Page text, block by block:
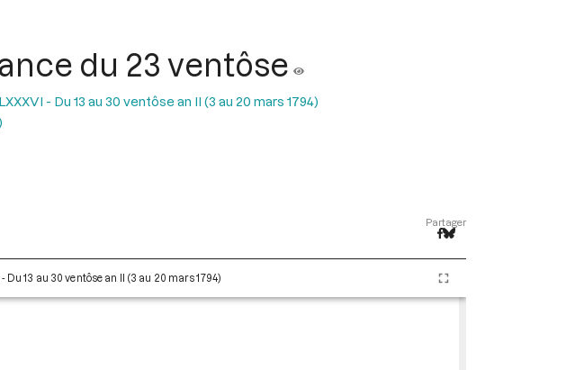
du 23 ventôse
- Du 13 au 30 ventôse an II (3 au 20 mars 1794)
Partager
- Du 13 au 30 ventôse an II (3 au 20 mars 1794)